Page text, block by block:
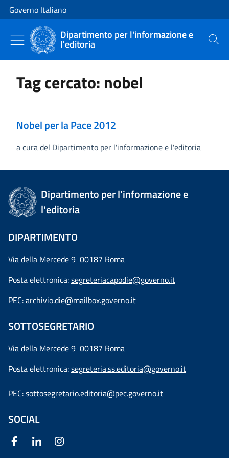
Vai al contenuto
Vai alla navigazione del sito
Governo Italiano
Dipartimento per l'informazione e
l'editoria Cerca
Tag cercato: nobel
Nobel per la Pace 2012
a cura del Dipartimento per l'informazione e l'editoria
Dipartimento per l'informazione e
l'editoria
DIPARTIMENTO
Via della Mercede 9 00187 Roma
Posta elettronica:segreteriacapodie@governo.it
PEC:archivio.die@mailbox.governo.it
SOTTOSEGRETARIO
Via della Mercede 9 00187 Roma
Posta elettronica:segreteria.ss.editoria@governo.it
PEC:sottosegretario.editoria@pec.governo.it
SOCIAL